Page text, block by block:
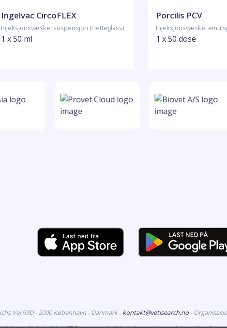
Ingelvac CircoFLEX
Injeksjonsvæske, suspensjon (Hetteglass)
1 x 50 ml
Porcilis PCV
Injeksjonsvæske,
1 x 50 dose
Vej 99D - 2000 København - Danmark -kontakt@vetisearch.no -